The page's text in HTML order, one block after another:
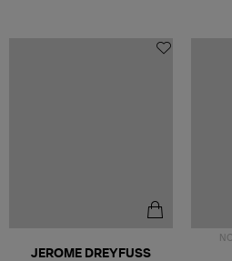
JEROME DREYFUSS